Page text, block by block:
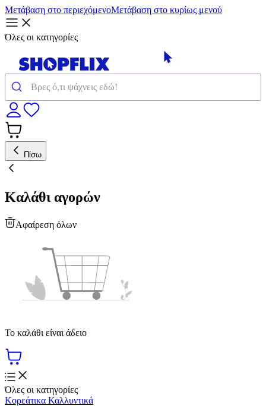
Μετάβαση στο περιεχόμενοΜετάβαση στο κυρίως μενού
Όλες οι κατηγορίες
Πίσω
Καλάθι αγορών
Αφαίρεση όλων
Το καλάθι είναι άδειο
Όλες οι κατηγορίες
Κορεάτικα Καλλυντικά